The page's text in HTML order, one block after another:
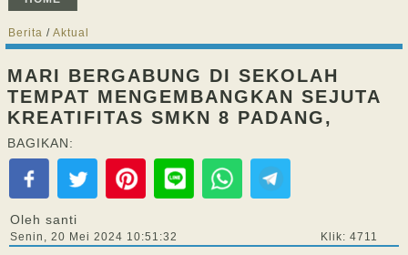
Berita / Aktual
MARI BERGABUNG DI SEKOLAH
TEMPAT MENGEMBANGKAN SEJUTA
KREATIFITAS SMKN 8 PADANG,
BAGIKAN:
Oleh santi
Senin, 20 Mei 2024 10:51:32 Klik: 4711